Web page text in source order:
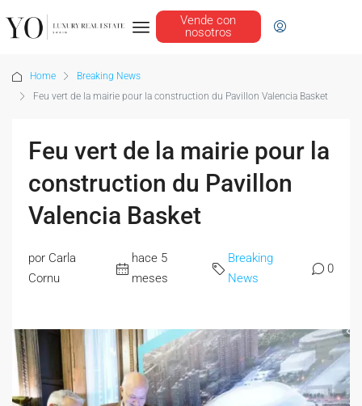
Vende con
nosotros
Home
Breaking News
Feu vert de la mairie pour la construction du Pavillon Valencia Basket
Feu vert de la mairie pour la
construction du Pavillon
Valencia Basket
por Carla
Cornu
hace 5
meses
Breaking
News
0